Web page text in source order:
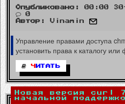
Опубликовано: 00:00
0
Автор:
Vinamin
Управление правами доступа
установить права к каталогу или
Ч ИТАТЬ
Новая версия curl
начальной